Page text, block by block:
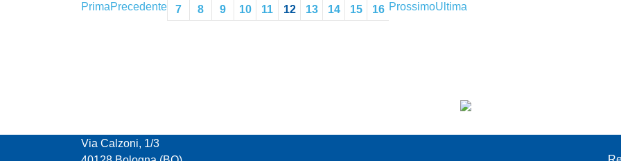
PrimaPrecedente 7 8 9 10 11 12 13 14 15 16 ProssimoUltima
Via Calzoni, 1/3